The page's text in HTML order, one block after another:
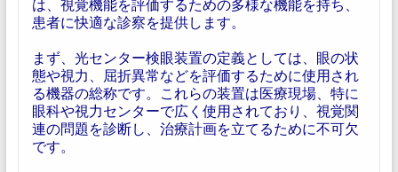
は、視覚機能を評価するための多様な機能を持ち、
患者に快適な診察を提供します。
まず、光センター検眼装置の定義としては、眼の状
態や視力、屈折異常などを評価するために使用され
る機器の総称です。これらの装置は医療現場、特に
眼科や視力センターで広く使用されており、視覚関
連の問題を診断し、治療計画を立てるために不可欠
です。